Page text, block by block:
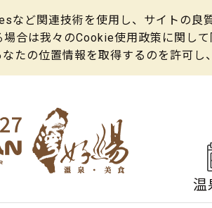
など関連技術を使用し、サイトの良
場合は我々のCookie使用政策に関し
なたの位置情報を取得するのを許可
温